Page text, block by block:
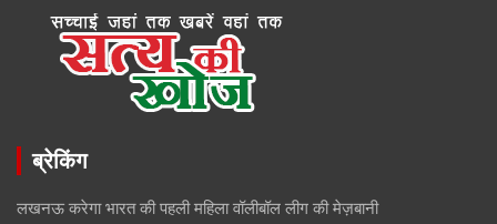
ब्रेकिंग
लखनऊ करेगा भारत की पहली महिला वॉलीबॉल लीग की मेज़बानी